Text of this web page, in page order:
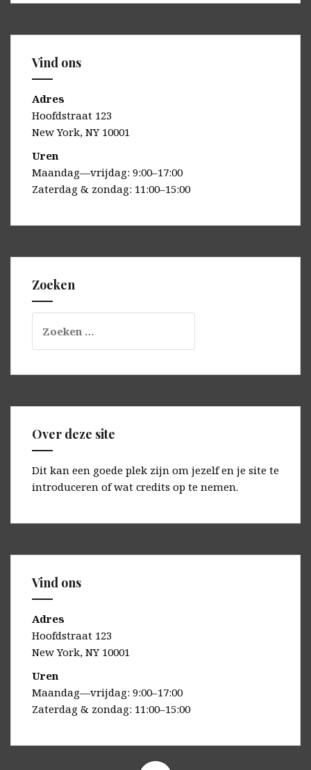
Vind ons
Adres
Hoofdstraat 123
New York, NY 10001
Uren
Maandag—vrijdag: 9:00–17:00
Zaterdag & zondag: 11:00–15:00
Zoeken
naar:
Over deze site
Dit kan een goede plek zijn om jezelf en je site te
introduceren of wat credits op te nemen.
Vind ons
Adres
Hoofdstraat 123
New York, NY 10001
Uren
Maandag—vrijdag: 9:00–17:00
Zaterdag & zondag: 11:00–15:00